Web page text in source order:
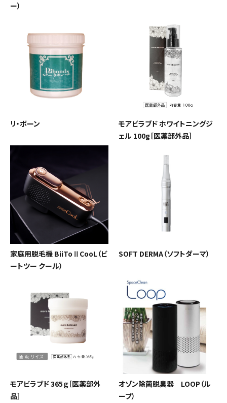
ー）
リ・ボーン
モアビラブド ホワイトニングジ
ェル 100g［医薬部外品］
家庭用脱毛機 BiiToⅡCooL（ビ
ートツー クール）
SOFT DERMA（ソフトダーマ）
モアビラブド 365ｇ［医薬部外
品］
オゾン除菌脱臭器 LOOP（ル
ープ）